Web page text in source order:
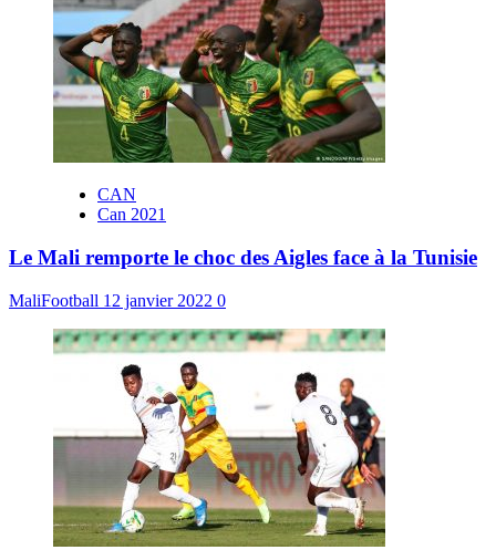
CAN
Can 2021
Le Mali remporte le choc des Aigles face à la Tunisie
MaliFootball 12 janvier 2022 0